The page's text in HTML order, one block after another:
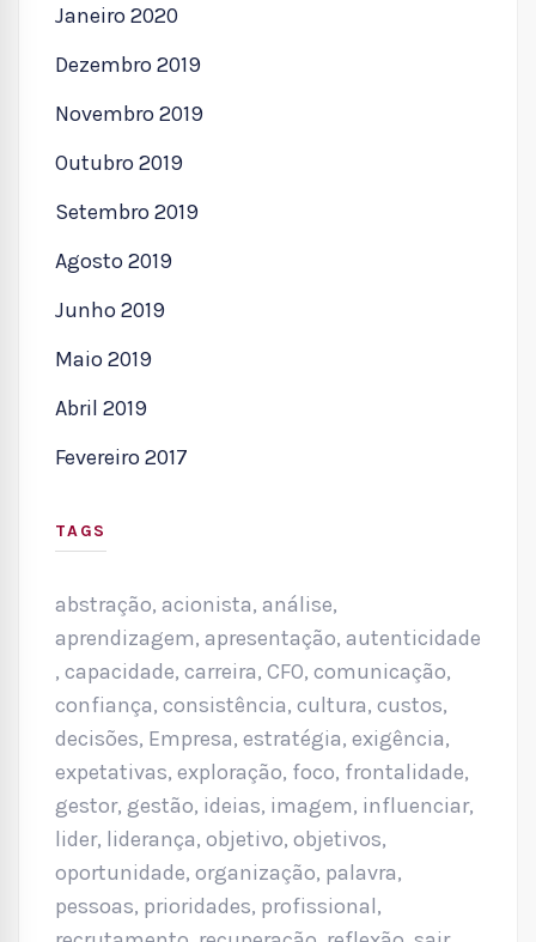
Janeiro 2020
Dezembro 2019
Novembro 2019
Outubro 2019
Setembro 2019
Agosto 2019
Junho 2019
Maio 2019
Abril 2019
Fevereiro 2017
TAGS
abstração, acionista, análise,
aprendizagem, apresentação, autenticidade
, capacidade, carreira, CFO, comunicação,
confiança, consistência, cultura, custos,
decisões, Empresa, estratégia, exigência,
expetativas, exploração, foco, frontalidade,
gestor, gestão, ideias, imagem, influenciar,
lider, liderança, objetivo, objetivos,
oportunidade, organização, palavra,
pessoas, prioridades, profissional,